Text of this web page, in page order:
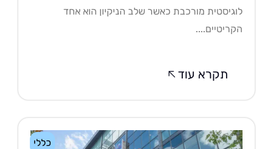
מורכבת כאשר שלב הניקיון הוא אחד
תקרא עוד
כללי